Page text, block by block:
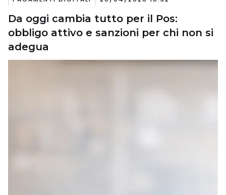
Da oggi cambia tutto per il Pos:
obbligo attivo e sanzioni per chi non si
adegua